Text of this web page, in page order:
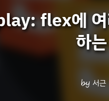
flex에 여
하
서근